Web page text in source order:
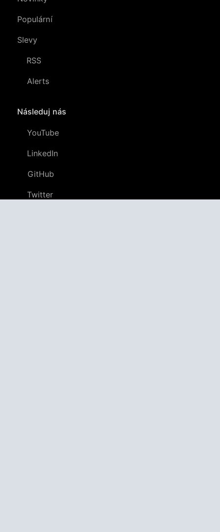
Populární
Slevy
RSS
Alerts
Následuj nás
YouTube
LinkedIn
GitHub
Twitter